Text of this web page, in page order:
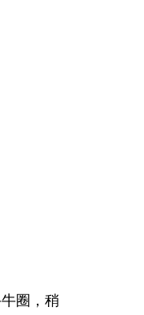
圈，稍